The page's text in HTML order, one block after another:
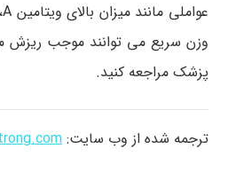
عواملی مانند میزان بالای ویتامین A، سطوح پایین آهن،
وزن سریع می توانند موجب ریزش
پزشک مراجعه کنید.
ترجمه شده از وب سایت: